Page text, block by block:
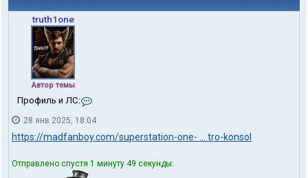
truth1one
Автор темы
Профиль и ЛС:
н
т
а
т
28 янв 2025, 18:04
https://madfanboy.com/superstation-one- ... tro-konsol
Отправлено спустя 1 минуту 49 секунды: